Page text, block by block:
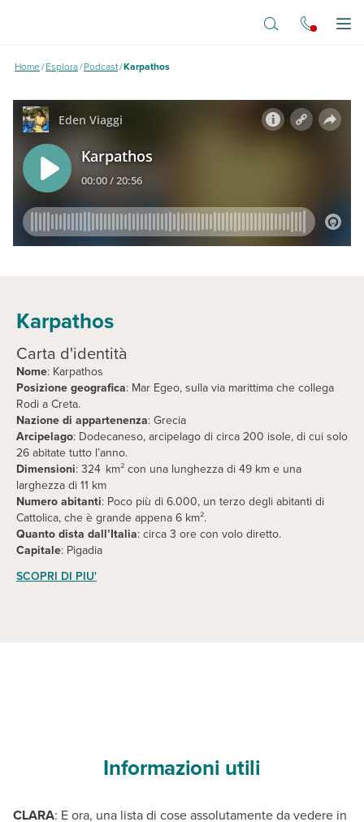
Home/Esplora/Podcast/Karpathos
Karpathos
Carta d'identità
Nome: Karpathos
Posizione geografica: Mar Egeo, sulla via marittima che collega
Rodi a Creta.
Nazione di appartenenza: Grecia
Arcipelago: Dodecaneso, arcipelago di circa 200 isole, di cui solo
26 abitate tutto l’anno.
Dimensioni: 324 km² con una lunghezza di 49 km e una
larghezza di 11 km
Numero abitanti: Poco più di 6.000, un terzo degli abitanti di
Cattolica, che è grande appena 6 km².
Quanto dista dall’Italia: circa 3 ore con volo diretto.
Capitale: Pigadia
SCOPRI DI PIU'
Informazioni utili
CLARA: E ora, una lista di cose assolutamente da vedere in